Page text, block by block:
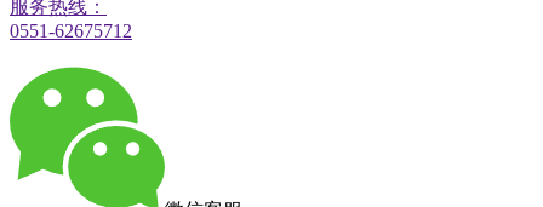
服务热线：
0551-62675712